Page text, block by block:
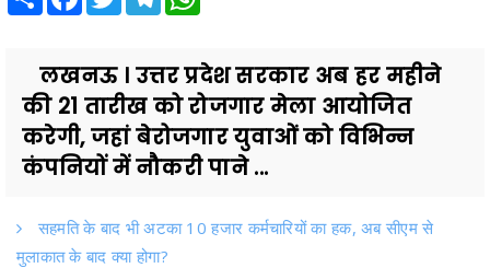
लखनऊ । उत्तर प्रदेश सरकार अब हर महीने
की 21 तारीख को रोजगार मेला आयोजित
करेगी, जहां बेरोजगार युवाओं को विभिन्न
कंपनियों में नौकरी पाने ...
सहमति के बाद भी अटका 10 हजार कर्मचारियों का हक, अब सीएम से
मुलाकात के बाद क्या होगा?